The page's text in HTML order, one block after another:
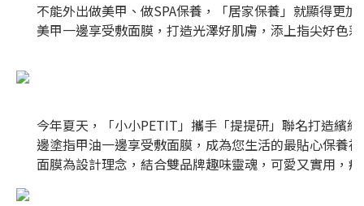
不能外出做美甲、做SPA保養，「居家保養」就顯得更
美甲一邊享受敷面膜，打造光澤好肌膚，添上指尖好色
今年夏天，「小小PETIT」攜手「提提研」聯名打造繽
邊塗指甲油一邊享受敷面膜，成為您生活的最貼心保養
面膜為設計理念，結合雙品牌趣味靈魂，可愛又實用，